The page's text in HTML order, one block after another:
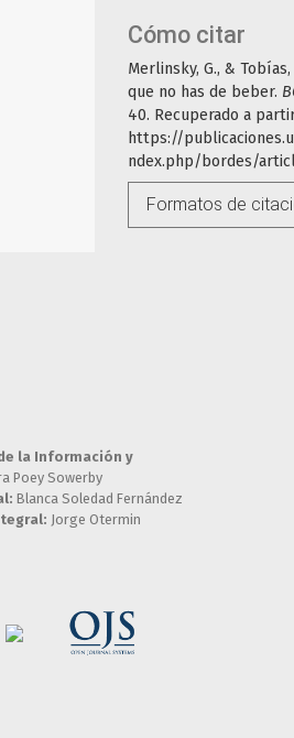
Cómo citar
Merlinsky, G., & Tobías,
que no has de beber.
40. Recuperado a
https://
ndex.php/bordes/
Formatos de
la Información y
Poey Sowerby
Blanca Soledad Fernández
Jorge Otermin